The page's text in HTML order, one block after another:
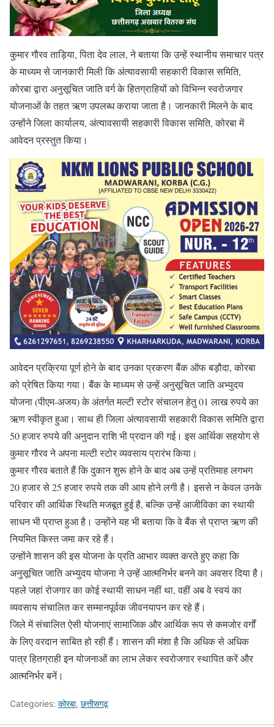
कुमार गौरव ताड़िया, पिता देव लाल, ने बताया कि उन्हें स्थानीय समाचार पत्र
के माध्यम से जानकारी मिली कि अंत्यावसायी सहकारी विकास समिति,
कोरबा द्वारा अनुसूचित जाति वर्ग के हितग्राहियों को विभिन्न स्वरोजगार
योजनाओं के तहत ऋण उपलब्ध कराया जाता है। जानकारी मिलने के बाद
उन्होंने जिला कार्यालय, अंत्यावसायी सहकारी विकास समिति, कोरबा में
आवेदन प्रस्तुत किया।
आवेदन प्रक्रिया पूर्ण होने के बाद उनका प्रकरण बैंक ऑफ बड़ौदा, कोरबा
को प्रेषित किया गया। बैंक के माध्यम से उन्हें अनुसूचित जाति अभ्युदय
योजना (पीएम-अजय) के अंतर्गत मल्टी स्टोर संचालन हेतु 01 लाख रुपये का
ऋण स्वीकृत हुआ। साथ ही जिला अंत्यावसायी सहकारी विकास समिति द्वारा
50 हजार रुपये की अनुदान राशि भी प्रदान की गई। इस आर्थिक सहयोग से
कुमार गौरव ने अपना मल्टी स्टोर व्यवसाय प्रारंभ किया।
कुमार गौरव बताते हैं कि दुकान शुरू होने के बाद अब उन्हें प्रतिमाह लगभग
20 हजार से 25 हजार रुपये तक की आय होने लगी है। इससे न केवल उनके
परिवार की आर्थिक स्थिति मजबूत हुई है, बल्कि उन्हें आजीविका का स्थायी
साधन भी प्राप्त हुआ है। उन्होंने यह भी बताया कि वे बैंक से प्राप्त ऋण की
नियमित किस्त जमा कर रहे हैं।
उन्होंने शासन की इस योजना के प्रति आभार व्यक्त करते हुए कहा कि
अनुसूचित जाति अभ्युदय योजना ने उन्हें आत्मनिर्भर बनने का अवसर दिया है।
पहले जहां रोजगार का कोई स्थायी साधन नहीं था, वहीं अब वे स्वयं का
व्यवसाय संचालित कर सम्मानपूर्वक जीवनयापन कर रहे हैं।
जिले में संचालित ऐसी योजनाएं सामाजिक और आर्थिक रूप से कमजोर वर्गों
के लिए वरदान साबित हो रही हैं। शासन की मंशा है कि अधिक से अधिक
पात्र हितग्राही इन योजनाओं का लाभ लेकर स्वरोजगार स्थापित करें और
आत्मनिर्भर बनें।
Categories: कोरबा, छत्तीसगढ़